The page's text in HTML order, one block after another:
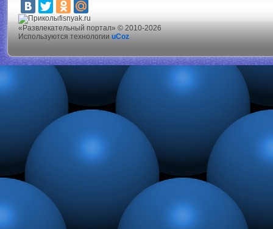
fisnyak.ru
«Развлекательный портал» © 2010-2026
Используются технологии uCoz